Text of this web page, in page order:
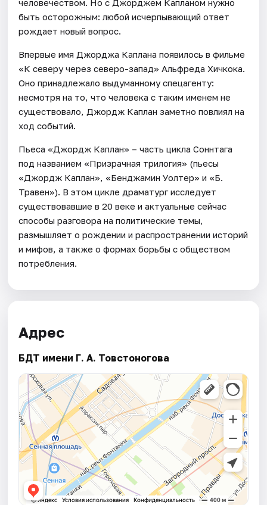
человечеством. Но с Джорджем Капланом нужно
быть осторожным: любой исчерпывающий ответ
рождает новый вопрос.
Впервые имя Джорджа Каплана появилось в фильме
«К северу через северо-запад» Альфреда Хичкока.
Оно принадлежало выдуманному спецагенту:
несмотря на то, что человека с таким именем не
существовало, Джордж Каплан заметно повлиял на
ход событий.
Пьеса «Джордж Каплан» – часть цикла Соннтага
под названием «Призрачная трилогия» (пьесы
«Джордж Каплан», «Бенджамин Уолтер» и «Б.
Травен»). В этом цикле драматург исследует
существовавшие в 20 веке и актуальные сейчас
способы разговора на политические темы,
размышляет о рождении и распространении историй
и мифов, а также о формах борьбы с обществом
потребления.
Адрес
БДТ имени Г. А. Товстоногова